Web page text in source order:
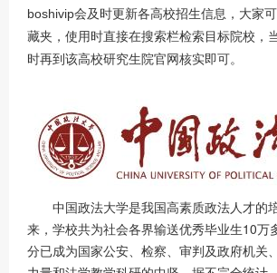
boshivip会及时更新各高校招生信息，大家
藏夹，使用时直接在搜索栏检索目标院校，
时再到该高校研究生院官网核实即可。
中国政法大学是我国高素质政法人才的
来，学校共为社会各界输送优秀毕业生10万
分已成为国家公安、检察、审判及政府机关